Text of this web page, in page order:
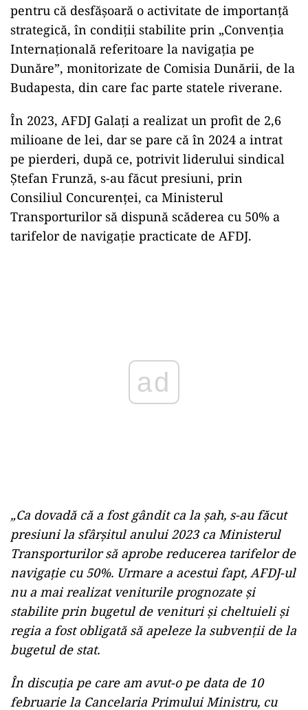
pentru că desfășoară o activitate de importanță
strategică, în condiții stabilite prin „Convenția
Internațională referitoare la navigația pe
Dunăre”, monitorizate de Comisia Dunării, de la
Budapesta, din care fac parte statele riverane.
În 2023, AFDJ Galați a realizat un profit de 2,6
milioane de lei, dar se pare că în 2024 a intrat
pe pierderi, după ce, potrivit liderului sindical
Ștefan Frunză, s-au făcut presiuni, prin
Consiliul Concurenței, ca Ministerul
Transporturilor să dispună scăderea cu 50% a
tarifelor de navigație practicate de AFDJ.
ad
„Ca dovadă că a fost gândit ca la șah, s-au făcut
presiuni la sfârșitul anului 2023 ca Ministerul
Transporturilor să aprobe reducerea tarifelor de
navigație cu 50%. Urmare a acestui fapt, AFDJ-ul
nu a mai realizat veniturile prognozate și
stabilite prin bugetul de venituri și cheltuieli și
regia a fost obligată să apeleze la subvenții de la
bugetul de stat.
În discuția pe care am avut-o pe data de 10
februarie la Cancelaria Primului Ministru, cu